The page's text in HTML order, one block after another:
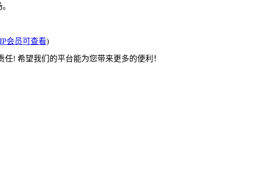
会员可查看)
! 希望我们的平台能为您带来更多的便利！